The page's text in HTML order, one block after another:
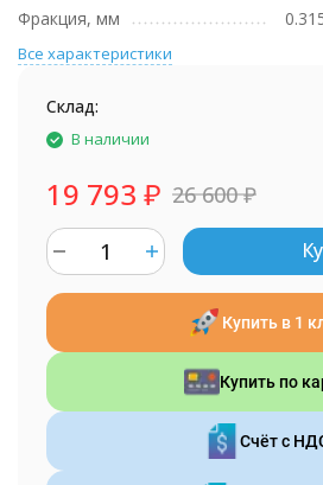
Фракция, мм
Все характеристики
Склад:
В наличии
19 793 ₽ 26 600₽
Купить в 1
Купить по
Счёт с